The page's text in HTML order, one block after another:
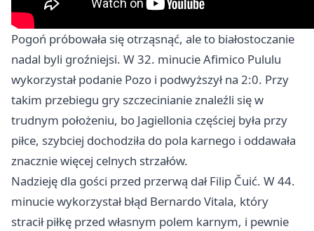
Pogoń próbowała się otrząsnąć, ale to białostoczanie
nadal byli groźniejsi. W 32. minucie Afimico Pululu
wykorzystał podanie Pozo i podwyższył na 2:0. Przy
takim przebiegu gry szczecinianie znaleźli się w
trudnym położeniu, bo Jagiellonia częściej była przy
piłce, szybciej dochodziła do pola karnego i oddawała
znacznie więcej celnych strzałów.
Nadzieję dla gości przed przerwą dał Filip Čuić. W 44.
minucie wykorzystał błąd Bernardo Vitala, który
stracił piłkę przed własnym polem karnym, i pewnie